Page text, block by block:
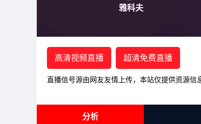
雅科夫
高清视频直播 超清免费直播
直播信号源由网友友情上传，本站仅提供资源信
分析